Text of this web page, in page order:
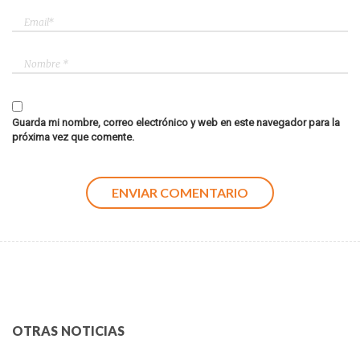
Guarda mi nombre, correo electrónico y web en este navegador para la
próxima vez que comente.
OTRAS NOTICIAS